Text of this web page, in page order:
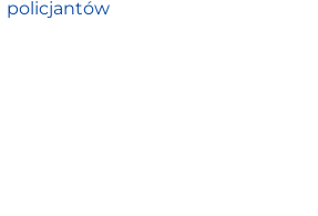
policjantów